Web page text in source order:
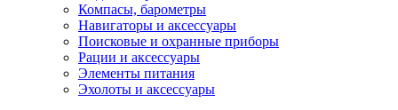
Компасы, барометры
Навигаторы и аксессуары
Поисковые и охранные приборы
Рации и аксессуары
Элементы питания
Эхолоты и аксессуары